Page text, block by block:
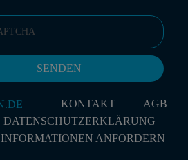
KONTAKT
AGB
DATENSCHUTZERKLÄRUNG
INFORMATIONEN ANFORDERN